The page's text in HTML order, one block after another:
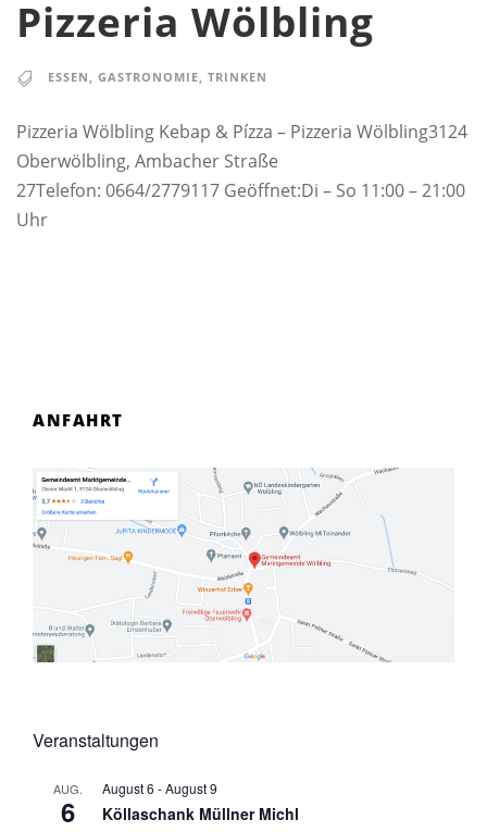
Pizzeria Wölbling
ESSEN , GASTRONOMIE, TRINKEN
Pizzeria Wölbling Kebap & Pízza – Pizzeria Wölbling3124
Oberwölbling, Ambacher Straße
27Telefon: 0664/2779117 Geöffnet:Di – So 11:00 – 21:00
Uhr
ANFAHRT
Veranstaltungen
AUG.
6
August 6 -August 9
Köllaschank Müllner Michl